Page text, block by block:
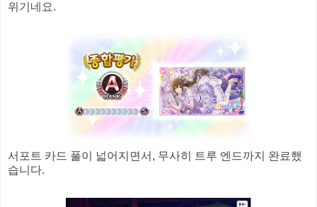
위기네요.
서포트 카드 풀이 넓어지면서, 무사히 트루 엔드까지 완료했
습니다.